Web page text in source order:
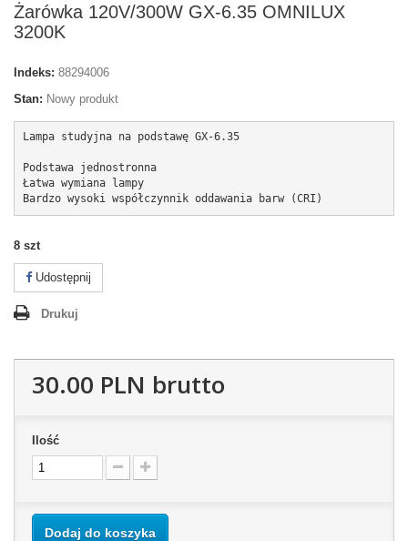
Żarówka 120V/300W GX-6.35 OMNILUX
3200K
Indeks: 88294006
Stan: Nowy produkt
Lampa studyjna na podstawę GX-6.35
Podstawa jednostronna
Łatwa wymiana lampy
Bardzo wysoki współczynnik oddawania barw (CRI)
8 szt
Udostępnij
Drukuj
30.00 PLN brutto
Ilość
Dodaj do koszyka